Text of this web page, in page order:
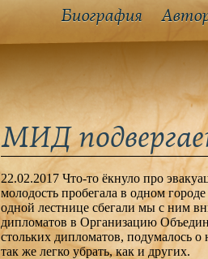
Биография
МИД
22.02.2017 Что-то ёкнуло про
молодость пробегала в одном
одной лестнице сбегали мы с ним
дипломатов в Организацию
стольких дипломатов, подумалось
так же легко убрать, как и других.